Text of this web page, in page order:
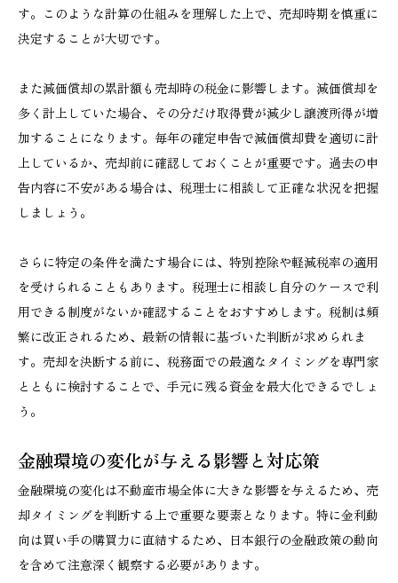
す。このような計算の仕組みを理解した上で、売却時期を慎重に
決定することが大切です。
また減価償却の累計額も売却時の税金に影響します。減価償却を
多く計上していた場合、その分だけ取得費が減少し譲渡所得が増
加することになります。毎年の確定申告で減価償却費を適切に計
上しているか、売却前に確認しておくことが重要です。過去の申
告内容に不安がある場合は、税理士に相談して正確な状況を把握
しましょう。
さらに特定の条件を満たす場合には、特別控除や軽減税率の適用
を受けられることもあります。税理士に相談し自分のケースで利
用できる制度がないか確認することをおすすめします。税制は頻
繁に改正されるため、最新の情報に基づいた判断が求められま
す。売却を決断する前に、税務面での最適なタイミングを専門家
とともに検討することで、手元に残る資金を最大化できるでしょ
う。
金融環境の変化が与える影響と対応策
金融環境の変化は不動産市場全体に大きな影響を与えるため、売
却タイミングを判断する上で重要な要素となります。特に金利動
向は買い手の購買力に直結するため、日本銀行の金融政策の動向
を含めて注意深く観察する必要があります。